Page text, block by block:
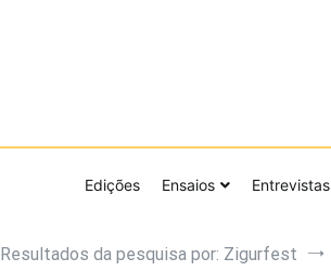
Edições Ensaios Entrevistas
Resultados da pesquisa por: Zigurfest